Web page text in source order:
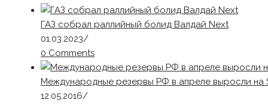
ГАЗ собрал раллийный болид Валдай Next
01.03.2023/
0 Comments
Международные резервы РФ в апреле выросли на
12.05.2016/